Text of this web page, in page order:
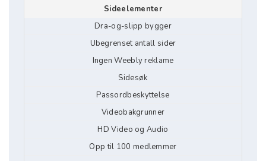
Sideelementer
Dra-og-slipp bygger
Ubegrenset antall sider
Ingen Weebly reklame
Sidesøk
Passordbeskyttelse
Videobakgrunner
HD Video og Audio
Opp til 100 medlemmer